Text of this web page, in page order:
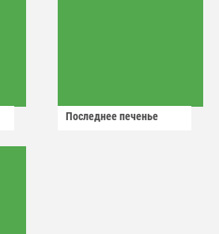
Последнее печенье